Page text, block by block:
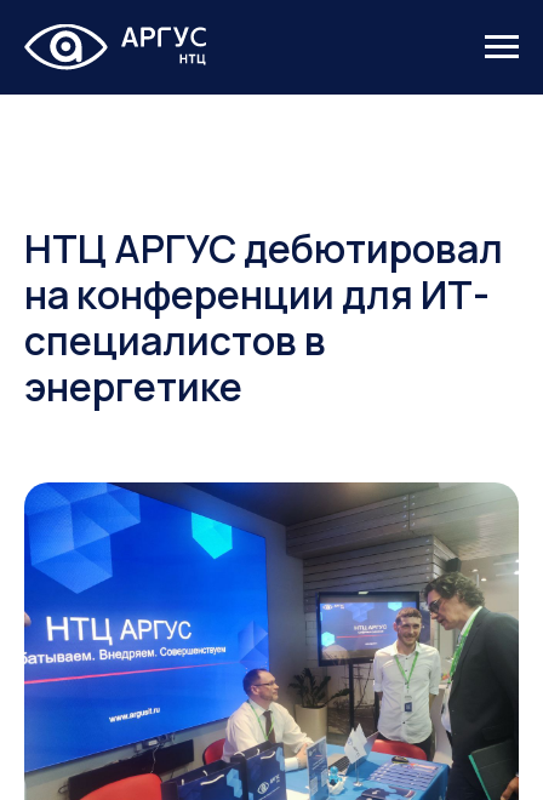
НТЦ АРГУС дебютировал
на конференции для ИТ-
специалистов в
энергетике